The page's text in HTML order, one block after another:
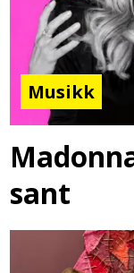
Musikk
sant